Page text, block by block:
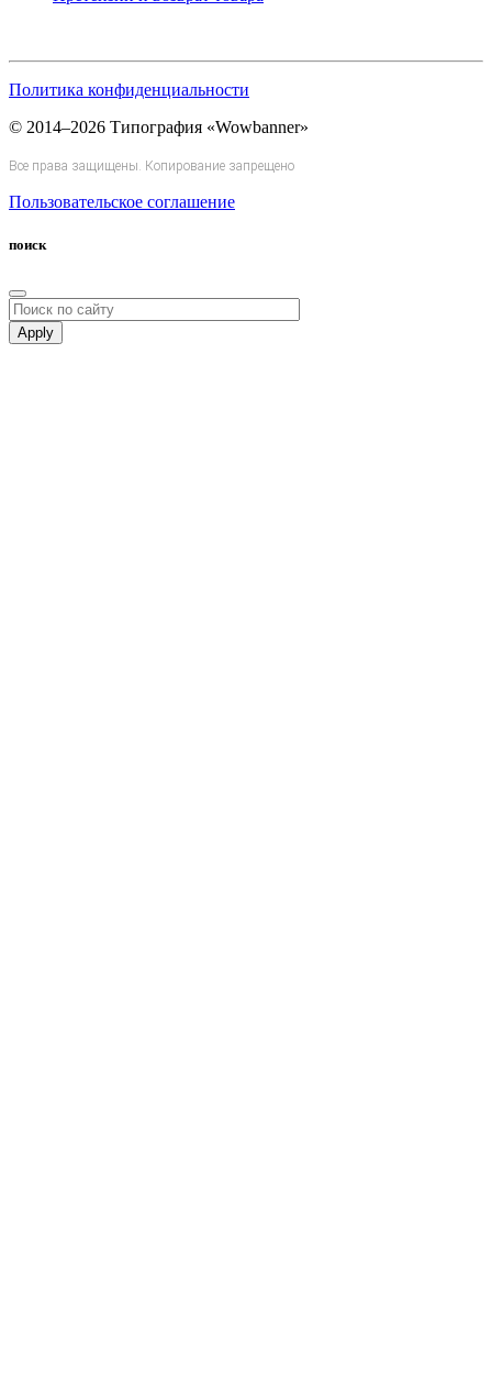
Политика конфиденциальности
© 2014–2026 Типография «Wowbanner»
Все права защищены. Копирование запрещено
Пользовательское соглашение
поиск